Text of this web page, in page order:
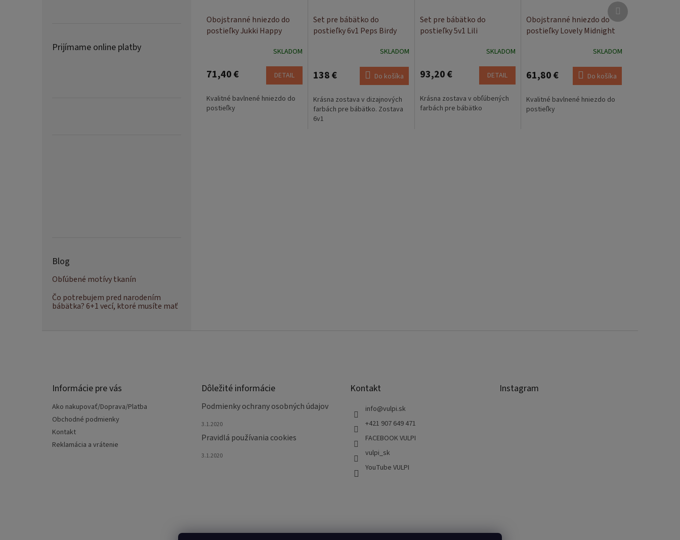
Prijímame online platby
Blog
Obľúbené motívy tkanín
Čo potrebujem pred narodením
bábätka? 6+1 vecí, ktoré musíte mať
Obojstranné hniezdo do
postieľky Jukki Happy
SKLADOM
71,40 € DETAIL
Kvalitné bavlnené hniezdo do
postieľky
Set pre bábätko do
postieľky 6v1 Peps Birdy
SKLADOM
138 € Do košíka
Krásna zostava v dizajnových
farbách pre bábätko. Zostava
6v1
Set pre bábätko do
postieľky 5v1 Lili
SKLADOM
93,20 € DETAIL
Krásna zostava v obľúbených
farbách pre bábätko
Obojstranné hniezdo do
postieľky Lovely Midnight
SKLADOM
61,80 € Do košíka
Kvalitné bavlnené hniezdo do
postieľky
Ďalší
produkt
Informácie pre vás
Ako nakupovať/Doprava/Platba
Obchodné podmienky
Kontakt
Reklamácia a vrátenie
Dôležité informácie
Podmienky ochrany osobných údajov
3.1.2020
Pravidlá používania cookies
3.1.2020
Kontakt
info@vulpi.sk
+421 907 649 471
FACEBOOK VULPI
vulpi_sk
YouTube VULPI
Instagram